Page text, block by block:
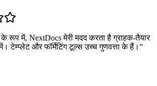
रूप में, NextDocs मेरी मदद करता है ग्राहक-तैयार
टेम्प्लेट और फॉर्मेटिंग टूल्स उच्च गुणवत्ता के हैं। ”